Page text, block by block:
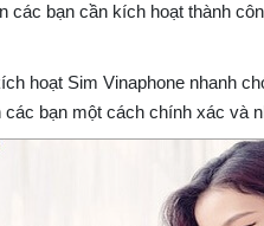
các bạn cần kích hoạt thành
hoạt Sim Vinaphone nhanh
bạn một cách chính xác và